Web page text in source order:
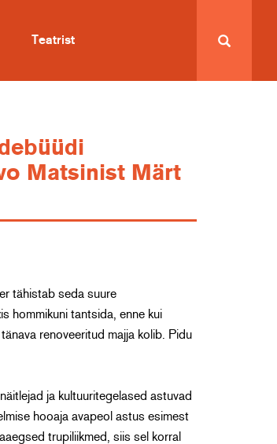
Teatrist
Matsinist Märt
tähistab seda suure
hommikuni tantsida, enne kui
renoveeritud majja kolib. Pidu
ja kultuuritegelased astuvad
hooaja avapeol astus esimest
trupiliikmed, siis sel korral